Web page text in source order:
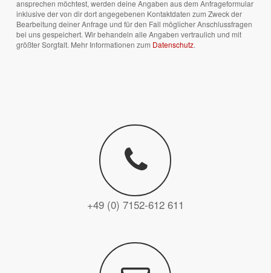
ansprechen möchtest, werden deine Angaben aus dem Anfrageformular
inklusive der von dir dort angegebenen Kontaktdaten zum Zweck der
Bearbeitung deiner Anfrage und für den Fall möglicher Anschlussfragen
bei uns gespeichert. Wir behandeln alle Angaben vertraulich und mit
größter Sorgfalt. Mehr Informationen zum Datenschutz.
+49 (0) 7152-612 611